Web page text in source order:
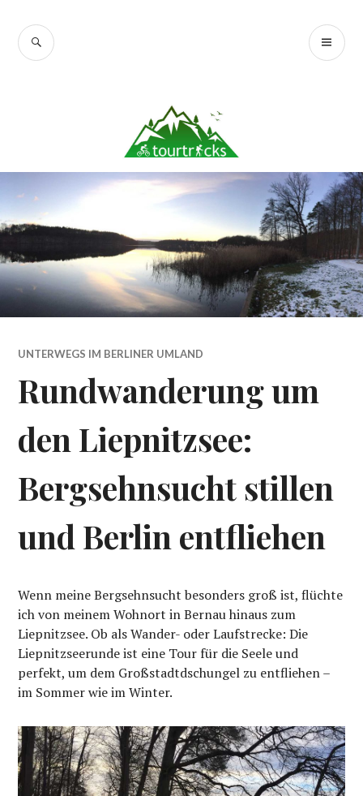
Inhalt
springen
SUCHE
UNTERWEGS IM BERLINER UMLAND
Rundwanderung um
den Liepnitzsee:
Bergsehnsucht stillen
und Berlin entfliehen
Wenn meine Bergsehnsucht besonders groß ist, flüchte
ich von meinem Wohnort in Bernau hinaus zum
Liepnitzsee. Ob als Wander- oder Laufstrecke: Die
Liepnitzseerunde ist eine Tour für die Seele und
perfekt, um dem Großstadtdschungel zu entfliehen –
im Sommer wie im Winter.